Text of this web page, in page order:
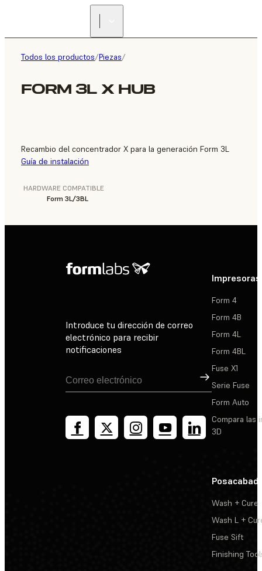
Todos los productos/Piezas/
FORM 3L X HUB
Recambio del concentrador X para la generación Form 3L
Guía de instalación
HARDWARE COMPATIBLE
Form 3L/3BL
Introduce tu dirección de correo
electrónico para recibir
notificaciones
Suscribirse
Impresoras
Form 4
Form 4B
Form 4L
Form 4BL
Fuse X1
Serie Fuse
Form Auto
Compara las
3D
Wash + Cure
Wash L +
Fuse Sift
Finishing